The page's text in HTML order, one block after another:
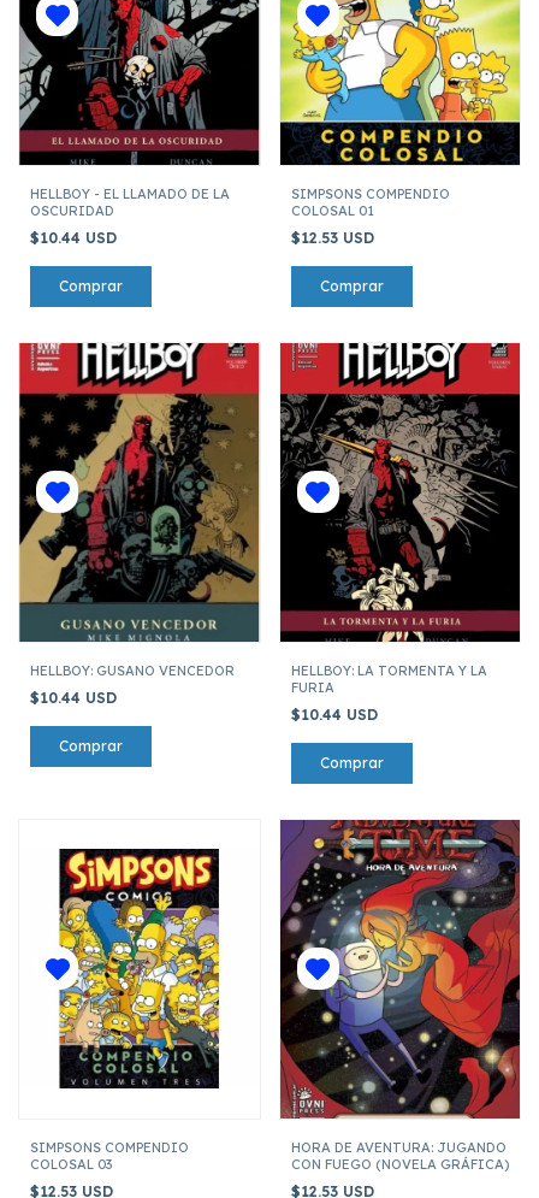
HELLBOY - EL LLAMADO DE LA
OSCURIDAD
$10.44 USD
SIMPSONS COMPENDIO
COLOSAL 01
$12.53 USD
HELLBOY: GUSANO VENCEDOR
$10.44 USD
HELLBOY: LA TORMENTA Y LA
FURIA
$10.44 USD
SIMPSONS COMPENDIO
COLOSAL 03
$12.53 USD
HORA DE AVENTURA: JUGANDO
CON FUEGO (NOVELA GRÁFICA)
$12.53 USD